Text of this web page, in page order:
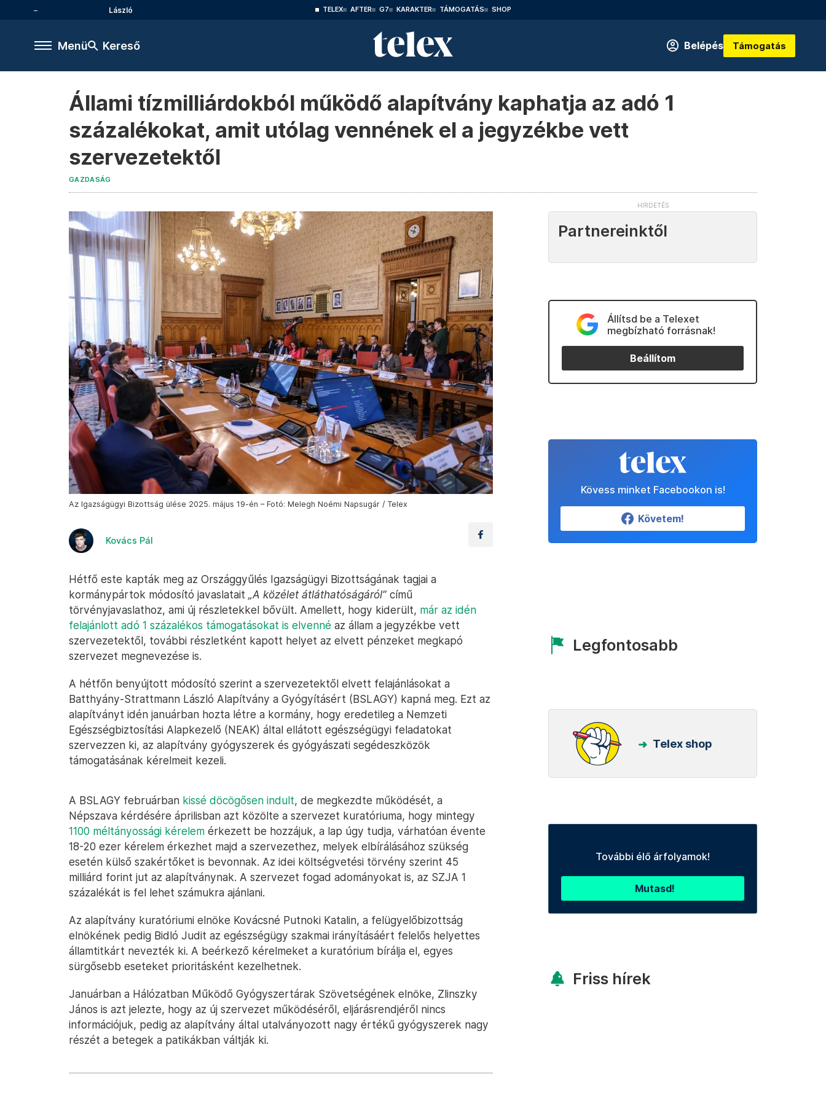
László TELEX AFTER G7 KARAKTER TÁMOGATÁS SHOP
Menü Kereső Belépés Támogatás
Állami tízmilliárdokból működő alapítvány kaphatja az adó 1
százalékokat, amit utólag vennének el a jegyzékbe vett
szervezetektől
GAZDASÁG
Az Igazságügyi Bizottság ülése 2025. május 19-én – Fotó: Melegh Noémi Napsugár / Telex
Kovács Pál
Hétfő este kapták meg az Országgyűlés Igazságügyi Bizottságának tagjai a
kormánypártok módosító javaslatait „A közélet átláthatóságáról” című
törvényjavaslathoz, ami új részletekkel bővült. Amellett, hogy kiderült, már az idén
felajánlott adó 1 százalékos támogatásokat is elvenné az állam a jegyzékbe vett
szervezetektől, további részletként kapott helyet az elvett pénzeket megkapó
szervezet megnevezése is.
A hétfőn benyújtott módosító szerint a szervezetektől elvett felajánlásokat a
Batthyány-Strattmann László Alapítvány a Gyógyításért (BSLAGY) kapná meg. Ezt az
alapítványt idén januárban hozta létre a kormány, hogy eredetileg a Nemzeti
Egészségbiztosítási Alapkezelő (NEAK) által ellátott egészségügyi feladatokat
szervezzen ki, az alapítvány gyógyszerek és gyógyászati segédeszközök
támogatásának kérelmeit kezeli.
A BSLAGY februárban kissé döcögősen indult, de megkezdte működését, a
Népszava kérdésére áprilisban azt közölte a szervezet kuratóriuma, hogy mintegy
1100 méltányossági kérelem érkezett be hozzájuk, a lap úgy tudja, várhatóan évente
18-20 ezer kérelem érkezhet majd a szervezethez, melyek elbírálásához szükség
esetén külső szakértőket is bevonnak. Az idei költségvetési törvény szerint 45
milliárd forint jut az alapítványnak. A szervezet fogad adományokat is, az SZJA 1
százalékát is fel lehet számukra ajánlani.
Az alapítvány kuratóriumi elnöke Kovácsné Putnoki Katalin, a felügyelőbizottság
elnökének pedig Bidló Judit az egészségügy szakmai irányításáért felelős helyettes
államtitkárt nevezték ki. A beérkező kérelmeket a kuratórium bírálja el, egyes
sürgősebb eseteket prioritásként kezelhetnek.
Januárban a Hálózatban Működő Gyógyszertárak Szövetségének elnöke, Zlinszky
János is azt jelezte, hogy az új szervezet működéséről, eljárásrendjéről nincs
információjuk, pedig az alapítvány által utalványozott nagy értékű gyógyszerek nagy
részét a betegek a patikákban váltják ki.
Partnereinktől
Állítsd be a Telexet
megbízható forrásnak!
Beállítom
Kövess minket Facebookon is!
Követem!
Legfontosabb
Telex shop
További élő árfolyamok!
Mutasd!
Friss hírek